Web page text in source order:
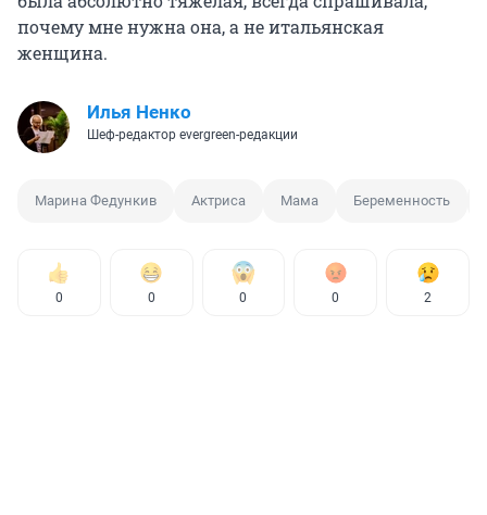
почему мне нужна она, а не итальянская
женщина.
Илья Ненко
Шеф-редактор evergreen-редакции
Марина Федункив Актриса Мама Беременность
0 0 0 0 2